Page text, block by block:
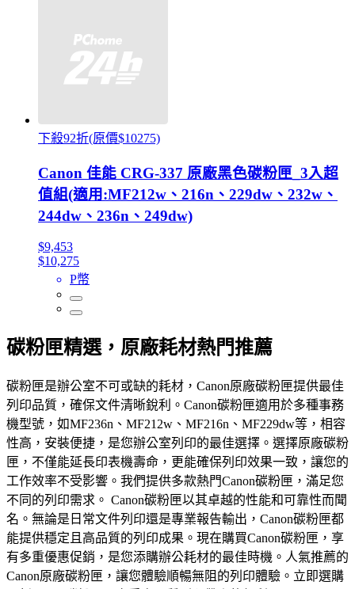
下殺92折(原價$10275)
Canon 佳能 CRG-337 原廠黑色碳粉匣_3入超
值組(適用:MF212w、216n、229dw、232w、
244dw、236n、249dw)
$9,453
$10,275
P幣
碳粉匣精選，原廠耗材熱門推薦
碳粉匣是辦公室不可或缺的耗材，Canon原廠碳粉匣提供最佳
列印品質，確保文件清晰銳利。Canon碳粉匣適用於多種事務
機型號，如MF236n、MF212w、MF216n、MF229dw等，相容
性高，安裝便捷，是您辦公室列印的最佳選擇。選擇原廠碳粉
匣，不僅能延長印表機壽命，更能確保列印效果一致，讓您的
工作效率不受影響。我們提供多款熱門Canon碳粉匣，滿足您
不同的列印需求。 Canon碳粉匣以其卓越的性能和可靠性而聞
名。無論是日常文件列印還是專業報告輸出，Canon碳粉匣都
能提供穩定且高品質的列印成果。現在購買Canon碳粉匣，享
有多重優惠促銷，是您添購辦公耗材的最佳時機。人氣推薦的
Canon原廠碳粉匣，讓您體驗順暢無阻的列印體驗。立即選購